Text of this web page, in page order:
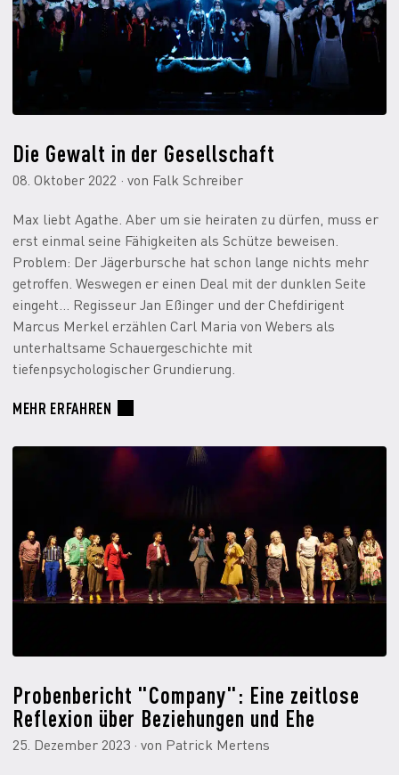
Die Gewalt in der Gesellschaft
08. Oktober 2022 · von Falk Schreiber
Max liebt Agathe. Aber um sie heiraten zu dürfen, muss er
erst einmal seine Fähigkeiten als Schütze beweisen.
Problem: Der Jägerbursche hat schon lange nichts mehr
getroffen. Weswegen er einen Deal mit der dunklen Seite
eingeht… Regisseur Jan Eßinger und der Chefdirigent
Marcus Merkel erzählen Carl Maria von Webers als
unterhaltsame Schauergeschichte mit
tiefenpsychologischer Grundierung.
MEHR ERFAHREN
Probenbericht "Company": Eine zeitlose
Reflexion über Beziehungen und Ehe
25. Dezember 2023 · von Patrick Mertens